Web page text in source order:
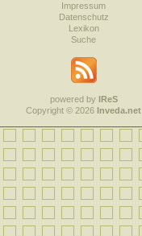
Impressum
Datenschutz
Lexikon
Suche
powered by IReS
Copyright © 2026 Inveda.net